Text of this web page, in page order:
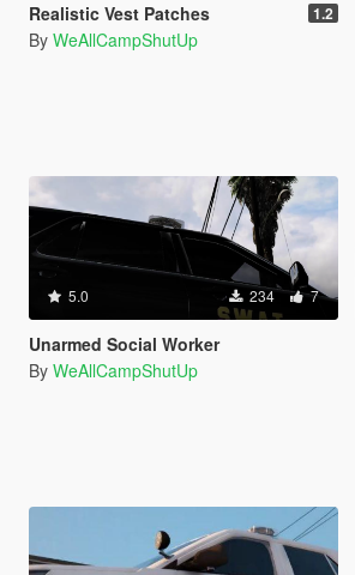
Realistic Vest Patches 1.2
By WeAllCampShutUp
5.0 234 7
Unarmed Social Worker
By WeAllCampShutUp